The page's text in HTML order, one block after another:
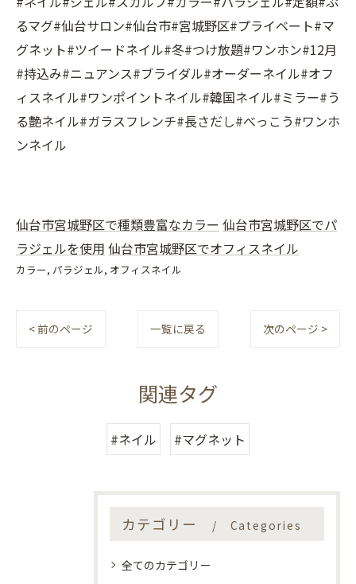
るマグ#仙台サロン#仙台市#宮城野区#プライベート#マ
グネット#ツイードネイル#冬#つけ放題#ワンホン#12月
#持込み#ニュアンス#ブライダル#オーダーネイル#オフ
ィスネイル#ワンポイントネイル#韓国ネイル#ミラー#う
る艶ネイル#ガラスフレンチ#長さだし#べっこう#ワンホ
ンネイル
仙台市宮城野区で種類豊富なカラー 仙台市宮城野区でパ
ラジェルを使用 仙台市宮城野区でオフィスネイル
カラー パラジェル オフィスネイル
< 前のページ 一覧に戻る 次のページ >
関連タグ
#ネイル #マグネット
カテゴリー Categories
全てのカテゴリー